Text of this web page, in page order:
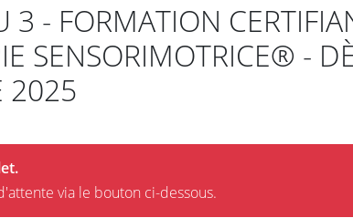
3 - FORMATION
SENSORIMOTRICE® -
2025
via le bouton ci-dessous.